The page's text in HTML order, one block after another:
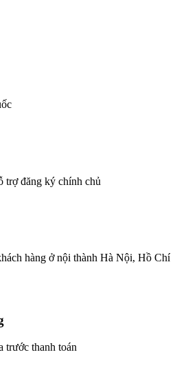
trợ đăng ký chính chủ
hàng ở nội thành Hà Nội, Hồ Chí
trước thanh toán